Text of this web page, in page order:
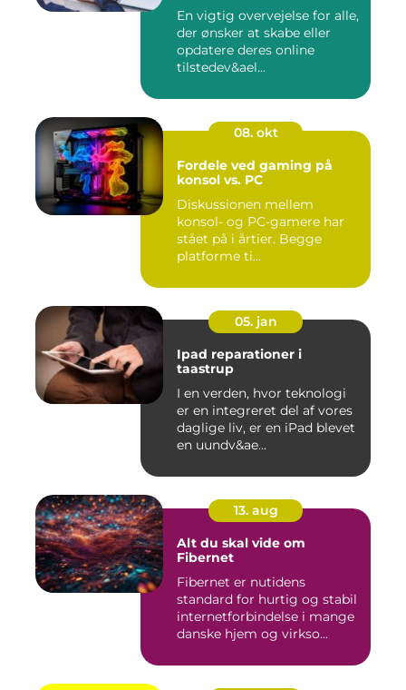
En vigtig overvejelse for alle,
der ønsker at skabe eller
opdatere deres online
tilstedev&ael...
08. okt
Fordele ved gaming på
konsol vs. PC
Diskussionen mellem
konsol- og PC-gamere har
stået på i årtier. Begge
platforme ti...
05. jan
Ipad reparationer i
taastrup
I en verden, hvor teknologi
er en integreret del af vores
daglige liv, er en iPad blevet
en uundv&ae...
13. aug
Alt du skal vide om
Fibernet
Fibernet er nutidens
standard for hurtig og stabil
internetforbindelse i mange
danske hjem og virkso...